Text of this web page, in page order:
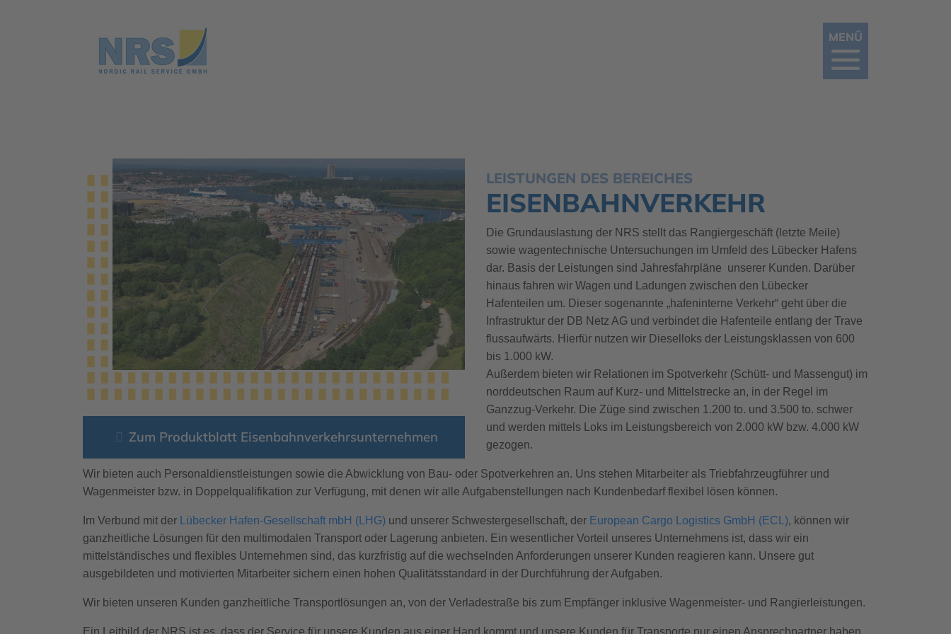
MENÜ
Zum Produktblatt Eisenbahnverkehrsunternehmen
LEISTUNGEN DES BEREICHES
EISENBAHNVERKEHR
Die Grundauslastung der NRS stellt das Rangiergeschäft (letzte Meile)
sowie wagentechnische Untersuchungen im Umfeld des Lübecker Hafens
dar. Basis der Leistungen sind Jahresfahrpläne unserer Kunden. Darüber
hinaus fahren wir Wagen und Ladungen zwischen den Lübecker
Hafenteilen um. Dieser sogenannte „hafeninterne Verkehr“ geht über die
Infrastruktur der DB Netz AG und verbindet die Hafenteile entlang der Trave
flussaufwärts. Hierfür nutzen wir Dieselloks der Leistungsklassen von 600
bis 1.000 kW.
Außerdem bieten wir Relationen im Spotverkehr (Schütt- und Massengut) im
norddeutschen Raum auf Kurz- und Mittelstrecke an, in der Regel im
Ganzzug-Verkehr. Die Züge sind zwischen 1.200 to. und 3.500 to. schwer
und werden mittels Loks im Leistungsbereich von 2.000 kW bzw. 4.000 kW
gezogen.
Wir bieten auch Personaldienstleistungen sowie die Abwicklung von Bau- oder Spotverkehren an. Uns stehen Mitarbeiter als Triebfahrzeugführer und
Wagenmeister bzw. in Doppelqualifikation zur Verfügung, mit denen wir alle Aufgabenstellungen nach Kundenbedarf flexibel lösen können.
Im Verbund mit der Lübecker Hafen-Gesellschaft mbH (LHG) und unserer Schwestergesellschaft, der European Cargo Logistics GmbH (ECL), können wir
ganzheitliche Lösungen für den multimodalen Transport oder Lagerung anbieten. Ein wesentlicher Vorteil unseres Unternehmens ist, dass wir ein
mittelständisches und flexibles Unternehmen sind, das kurzfristig auf die wechselnden Anforderungen unserer Kunden reagieren kann. Unsere gut
ausgebildeten und motivierten Mitarbeiter sichern einen hohen Qualitätsstandard in der Durchführung der Aufgaben.
Wir bieten unseren Kunden ganzheitliche Transportlösungen an, von der Verladestraße bis zum Empfänger inklusive Wagenmeister- und Rangierleistungen.
Ein Leitbild der NRS ist es, dass der Service für unsere Kunden aus einer Hand kommt und unsere Kunden für Transporte nur einen Ansprechpartner haben.